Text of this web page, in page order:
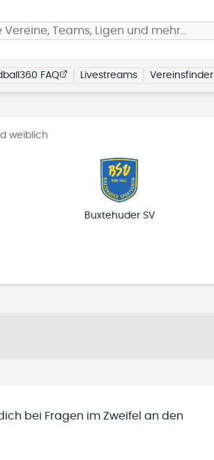
Vereine, Teams, Ligen und mehr…
FAQ Livestreams Vereinsfinder
weiblich
Buxtehuder SV
bei Fragen im Zweifel an den